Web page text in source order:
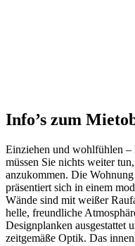
Info’s zum
Einziehen und wohlfühlen –
müssen Sie nichts weiter
anzukommen. Die
präsentiert sich in einem
Wände sind mit weißer
helle, freundliche
Designplanken ausgestattet
zeitgemäße Optik. Das